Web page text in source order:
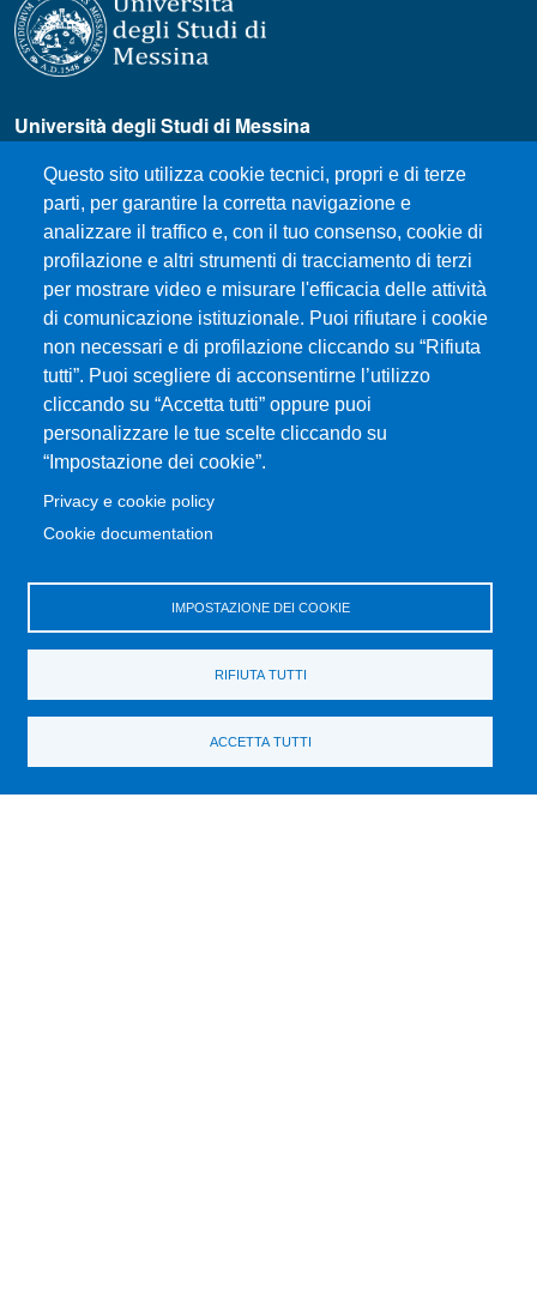
Questo sito utilizza cookie tecnici, propri e di terze
parti, per garantire la corretta navigazione e
analizzare il traffico e, con il tuo consenso, cookie di
profilazione e altri strumenti di tracciamento di terzi
per mostrare video e misurare l'efficacia delle attività
di comunicazione istituzionale. Puoi rifiutare i cookie
non necessari e di profilazione cliccando su “Rifiuta
tutti”. Puoi scegliere di acconsentirne l’utilizzo
cliccando su “Accetta tutti” oppure puoi
personalizzare le tue scelte cliccando su
“Impostazione dei cookie”.
Privacy e cookie policy
Cookie documentation
IMPOSTAZIONE DEI COOKIE
RIFIUTA TUTTI
ACCETTA TUTTI
Università degli Studi di Messina
Cod. Fiscale 80004070837
P.IVA 00724160833
Centralino: 090 676 1
MENÙ SOCIAL
MENÙ FOOTER 1
Mappa del sito
Organizzazione
Contatti
Posta Elettronica Certificata
Unifind
Ufficio Relazioni con il Pubblico
Gare d'appalto